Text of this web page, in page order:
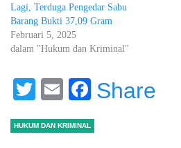
Lagi, Terduga Pengedar Sabu
Barang Bukti 37,09 Gram
Februari 5, 2025
dalam "Hukum dan Kriminal"
Twitter
EmailFacebook
Share
HUKUM DAN KRIMINAL